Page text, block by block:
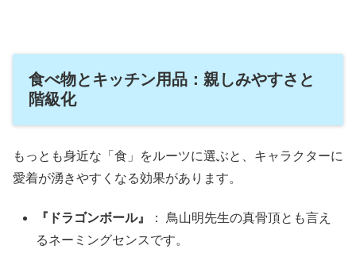
食べ物とキッチン用品：親しみやすさと
階級化
もっとも身近な「食」をルーツに選ぶと、キャラクターに
愛着が湧きやすくなる効果があります。
『ドラゴンボール』
： 鳥山明先生の真骨頂とも言え
るネーミングセンスです。